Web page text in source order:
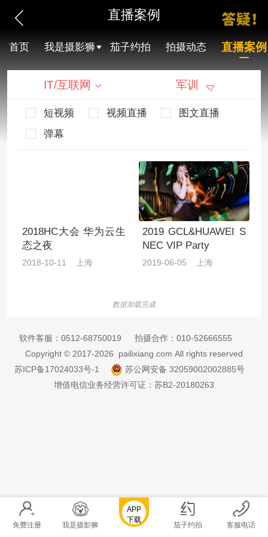
直播案例
首页 我是摄影狮 茄子约拍 拍摄动态 直播案例
IT/互联网 军训
短视频 视频直播
图文直播
弹幕
2018HC大会 华为云生
态之夜
2018-10-11 上海
2019 GCL&HUAWEI S
NEC VIP Party
2019-06-05 上海
数据加载完成
软件客服： 0512-68750019 拍摄合作： 010-52666555
Copyright © 2017-2026 pailixiang.com All rights reserved
苏ICP备17024033号-1
苏公网安备 32059002002885号
增值电信业务经营许可证：苏B2-20180263
免费注册 我是摄影狮
APP
下载
茄子约拍 客服电话